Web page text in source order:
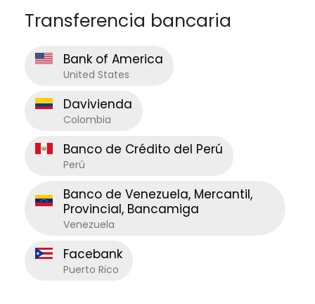
Transferencia bancaria
Bank of America
United States
Davivienda
Colombia
Banco de Crédito del Perú
Perú
Banco de Venezuela, Mercantil,
Provincial, Bancamiga
Venezuela
Facebank
Puerto Rico